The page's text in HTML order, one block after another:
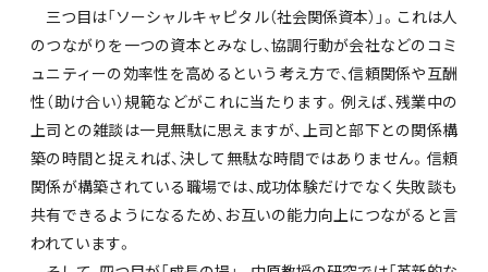
三つ目は「ソーシャルキャピタル（社会関係資本）」。これは人
のつながりを一つの資本とみなし、協調行動が会社などのコミ
ュニティーの効率性を高めるという考え方で、信頼関係や互酬
性（助け合い）規範などがこれに当たります。例えば、残業中の
上司との雑談は一見無駄に思えますが、上司と部下との関係構
築の時間と捉えれば、決して無駄な時間ではありません。信頼
関係が構築されている職場では、成功体験だけでなく失敗談も
共有できるようになるため、お互いの能力向上につながると言
われています。